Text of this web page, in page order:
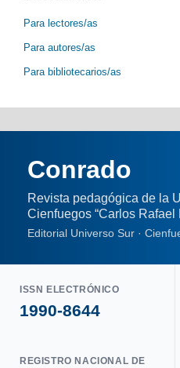
Para lectores/as
Para autores/as
Para bibliotecarios/as
Conrado
Revista pedagógica de la
Cienfuegos “Carlos Rafael
Editorial Universo Sur ·
ISSN ELECTRÓNICO
1990-8644
REGISTRO NACIONAL DE